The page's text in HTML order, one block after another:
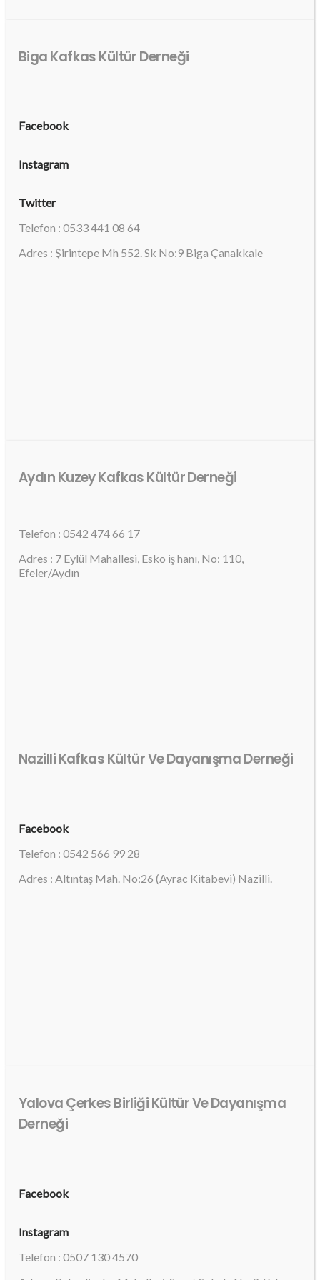
Biga Kafkas Kültür Derneği
Facebook
Instagram
Twitter
Telefon : 0533 441 08 64
Adres : Şirintepe Mh 552. Sk No:9 Biga Çanakkale
Aydın Kuzey Kafkas Kültür Derneği
Telefon : 0542 474 66 17
Adres : 7 Eylül Mahallesi, Esko iş hanı, No: 110,
Efeler/Aydın
Nazilli Kafkas Kültür Ve Dayanışma Derneği
Facebook
Telefon : 0542 566 99 28
Adres : Altıntaş Mah. No:26 (Ayrac Kitabevi) Nazilli.
Yalova Çerkes Birliği Kültür Ve Dayanışma
Derneği
Facebook
Instagram
Telefon : 0507 130 4570